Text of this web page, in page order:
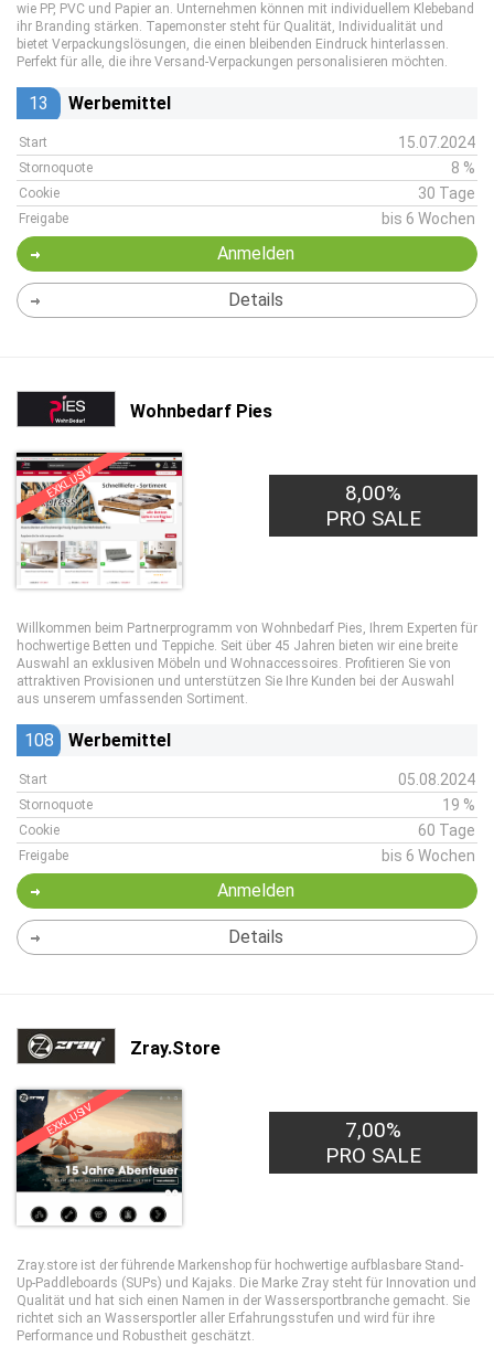
wie PP, PVC und Papier an. Unternehmen können mit individuellem Klebeband
ihr Branding stärken. Tapemonster steht für Qualität, Individualität und
bietet Verpackungslösungen, die einen bleibenden Eindruck hinterlassen.
Perfekt für alle, die ihre Versand-Verpackungen personalisieren möchten.
13 Werbemittel
Start 15.07.2024
Stornoquote 8 %
Cookie 30 Tage
Freigabe bis 6 Wochen
Anmelden
Details
Wohnbedarf Pies
EXKLUSIV
8,00%
PRO SALE
Willkommen beim Partnerprogramm von Wohnbedarf Pies, Ihrem Experten für
hochwertige Betten und Teppiche. Seit über 45 Jahren bieten wir eine breite
Auswahl an exklusiven Möbeln und Wohnaccessoires. Profitieren Sie von
attraktiven Provisionen und unterstützen Sie Ihre Kunden bei der Auswahl
aus unserem umfassenden Sortiment.
108 Werbemittel
Start 05.08.2024
Stornoquote 19 %
Cookie 60 Tage
Freigabe bis 6 Wochen
Anmelden
Details
Zray.Store
EXKLUSIV
7,00%
PRO SALE
Zray.store ist der führende Markenshop für hochwertige aufblasbare Stand-
Up-Paddleboards (SUPs) und Kajaks. Die Marke Zray steht für Innovation und
Qualität und hat sich einen Namen in der Wassersportbranche gemacht. Sie
richtet sich an Wassersportler aller Erfahrungsstufen und wird für ihre
Performance und Robustheit geschätzt.